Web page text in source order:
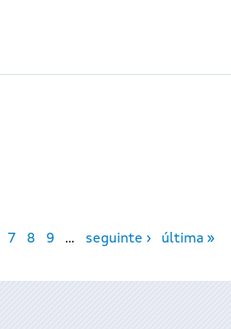
7 8 9 … seguinte › última »